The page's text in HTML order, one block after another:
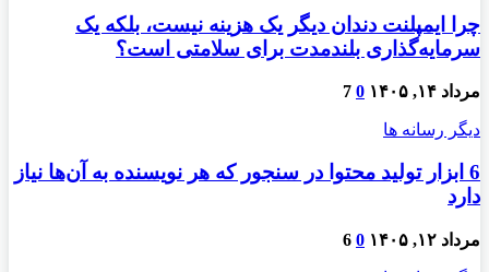
چرا ایمپلنت دندان دیگر یک هزینه نیست، بلکه یک
سرمایه‌گذاری بلندمدت برای سلامتی است؟
مرداد ۱۴, ۱۴۰۵ 0
7
دیگر رسانه ها
6 ابزار تولید محتوا در سنجور که هر نویسنده به آن‌ها نیاز
دارد
مرداد ۱۲, ۱۴۰۵ 0
6